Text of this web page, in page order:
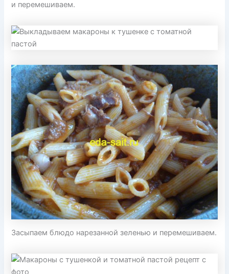
и перемешиваем.
Засыпаем блюдо нарезанной зеленью и перемешиваем.